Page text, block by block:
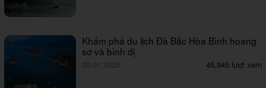
Khám phá du lịch Đà Bắc Hòa Bình hoang
sơ và bình dị
20.01.2025 45,945 lượt xem